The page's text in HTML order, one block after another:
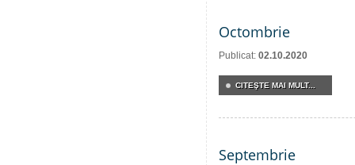
Octombrie
Publicat: 02.10.2020
CITEŞTE MAI MULT...
Septembrie